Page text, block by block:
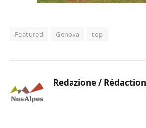
Featured Genova top
Redazione / Rédaction